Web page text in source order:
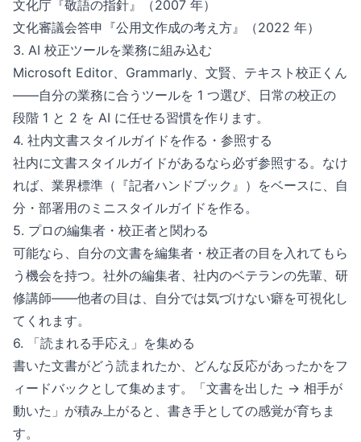
文化庁『敬語の指針』（2007 年）
文化審議会答申『公用文作成の考え方』（2022 年）
3. AI 校正ツールを業務に組み込む
Microsoft Editor、Grammarly、文賢、テキスト校正くん
——自分の業務に合うツールを 1 つ選び、日常の校正の
段階 1 と 2 を AI に任せる習慣を作ります。
4. 社内文書スタイルガイドを作る・参照する
社内に文書スタイルガイドがあるなら必ず参照する。なけ
れば、業界標準（『記者ハンドブック』）をベースに、自
分・部署用のミニスタイルガイドを作る。
5. プロの編集者・校正者と関わる
可能なら、自分の文書を編集者・校正者の目を入れてもら
う機会を持つ。社外の編集者、社内のベテランの先輩、研
修講師——他者の目は、自分では気づけない癖を可視化し
てくれます。
6. 「読まれる手応え」を集める
書いた文書がどう読まれたか、どんな反応があったかをフ
ィードバックとして集めます。「文書を出した → 相手が
動いた」が積み上がると、書き手としての感覚が育ちま
す。